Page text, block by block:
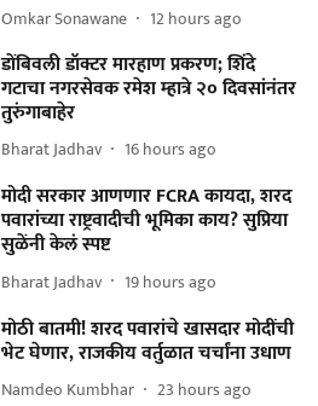
Omkar Sonawane 12 hours ago
डोंबिवली डॉक्टर मारहाण प्रकरण; शिंदे
गटाचा नगरसेवक रमेश म्हात्रे २० दिवसांनंतर
तुरुंगाबाहेर
Bharat Jadhav 16 hours ago
मोदी सरकार आणणार FCRA कायदा, शरद
पवारांच्या राष्ट्रवादीची भूमिका काय? सुप्रिया
सुळेंनी केलं स्पष्ट
Bharat Jadhav 19 hours ago
मोठी बातमी! शरद पवारांचे खासदार मोदींची
भेट घेणार, राजकीय वर्तुळात चर्चांना उधाण
Namdeo Kumbhar 23 hours ago